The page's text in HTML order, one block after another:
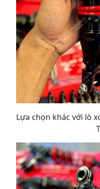
Lựa chọn khác với lò